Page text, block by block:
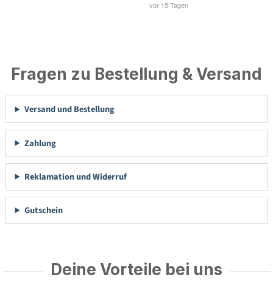
Fragen zu Bestellung & Versand
Versand und Bestellung
Zahlung
Reklamation und Widerruf
Gutschein
Deine Vorteile bei uns